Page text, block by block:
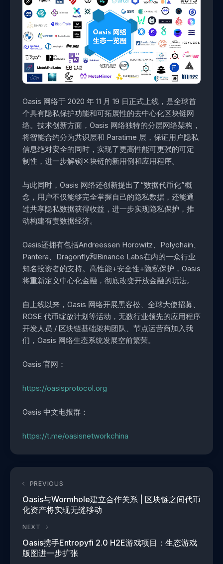
Oasis 网络于 2020 年 11 月 19 日正式上线，是全球首
个具有隐私保护功能和可拓展性的去中心化区块链网
络。技术创新方面，Oasis 网络独特的分层网络架构，
将智能合约分为共识层和 Paratime 层，保证用户隐私
信息绝对安全的同时，实现了更高性能可更强的可定
制性，进一步解锁区块链的新用例和应用程序。
与此同时，Oasis 网络还创新提出了“数据代币化”概
念，用户不仅能够完全掌握自己的隐私数据，还能通
过共享隐私数据获得收益，进一步实现隐私保护，推
动构建有责数据经济。
Oasis还拥有包括Andreessen Horowitz、Polychain、
Pantera、Dragonfly和Binance Labs在内的一众行业
知名投资者的支持。高性能+安全性+隐私保护，Oasis
将重新定义中心化金融，彻底改变开放金融的玩法。
自上线以来，Oasis 网络开展黑客松、全球大使招募、
ROSE 代币绽放计划等活动，无数行业领先的应用程序
开发人员 / 区块链基础架构团队、节点运营商加入我
们，Oasis 网络生态系统发展空前繁荣。
Oasis 官网：
https://oasisprotocol.org
Oasis 中文电报群：
https://t.me/oasisnetworkchina
PREVIOUS
Oasis与Wormhole建立合作关系 | 区块链之间代币
化资产将实现无缝移动
NEXT
Oasis携手Entropyfi 2.0 H2E游戏项目：生态游戏
版图进一步扩张